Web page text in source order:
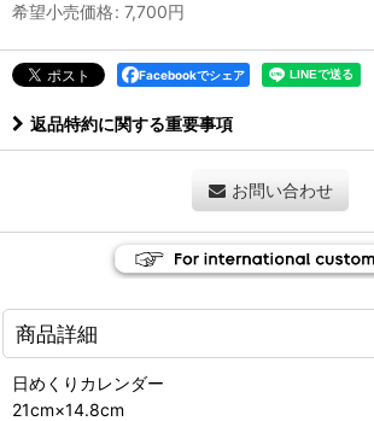
希望小売価格: 7,700円
Facebookでシェア
返品特約に関する重要事項
お問い合わせ
商品詳細
日めくりカレンダー
21cm×14.8cm